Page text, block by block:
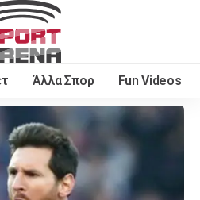
Άλλα Σπορ Fun Videos